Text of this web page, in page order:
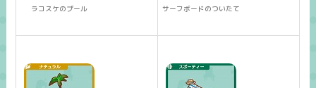
ラコスケのプール サーフボードのついたて